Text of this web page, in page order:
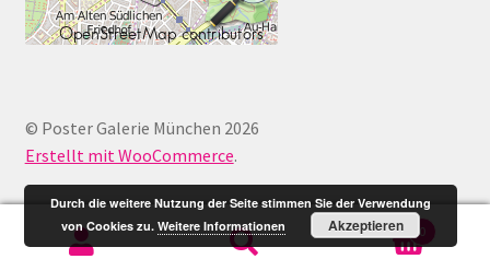
© Poster Galerie München 2026
Erstellt mit WooCommerce.
0
Durch die weitere Nutzung der Seite stimmen Sie der Verwendung
von Cookies zu.Weitere Informationen Akzeptieren